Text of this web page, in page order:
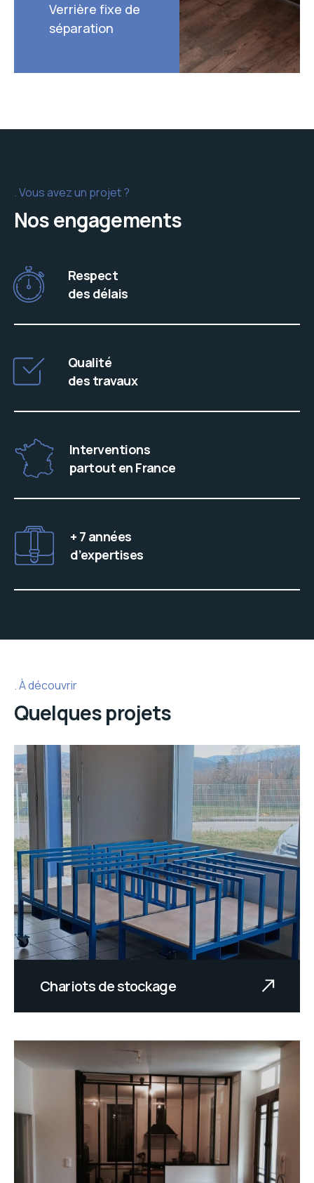
Verrière fixe de
séparation
Vous avez un projet ?
Nos engagements
Respect
des délais
Qualité
des travaux
Interventions
partout en France
+ 7 années
d’expertises
À découvrir
Quelques projets
Chariots de stockage